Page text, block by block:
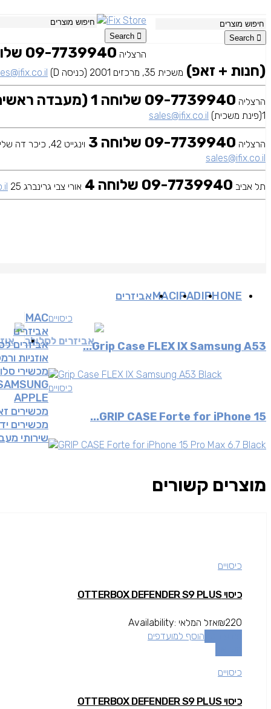
Search
IPHONE
IPAD
MACאביזרים
אביזרים לסלולר
כיסויים
Grip Case FLEX IX Samsung A53...
כיסויים
GRIP CASE Forte for iPhone 15...
מוצרים קשורים
כיסויים
כיסוי OTTERBOX DEFENDER S9 PLUS
₪220
Availability: אזל המלאי
הוסף למועדפים
כיסויים
כיסוי OTTERBOX DEFENDER S9 PLUS
Search
הרצליה
(חנות + זאפ) משכית 35, מרכזים 2001 (כניסה D)
הרצליה 09-7739940 שלוחה 1 (מעבדה ראשית)
1(פינת משכית)
sales@ifix.co.il
הרצליה 09-7739940 שלוחה 3
וינגייט 42, כיכר דה שליט
sales@ifix.co.il
תל אביב 09-7739940 שלוחה 4 אורי צבי גרינברג 25
MAC
אביזרים
אביזרים
אוזניות
מכשירי
APPLE
מכשירים
מכשירים יד 2
שירותי